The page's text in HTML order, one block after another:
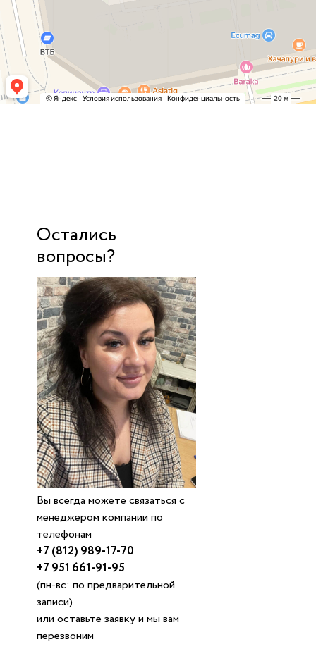
Остались
вопросы?
Вы всегда можете связаться с
менеджером компании по
телефонам
+7 (812) 989-17-70
+7 951 661-91-95
(пн-вс: по предварительной
записи)
или оставьте заявку и мы вам
перезвоним